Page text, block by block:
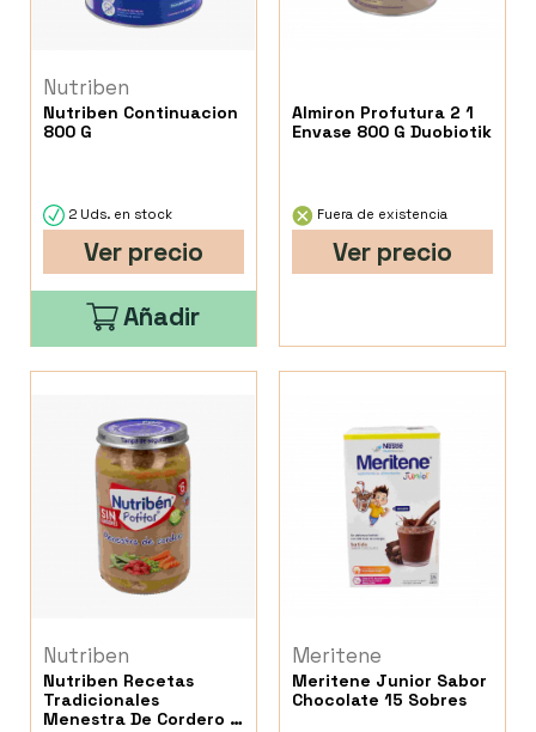
Nutriben
Nutriben Continuacion
800 G
2 Uds. en stock
Ver precio
Añadir
Almiron Profutura 2 1
Envase 800 G Duobiotik
Fuera de existencia
Ver precio
Nutriben
Nutriben Recetas
Tradicionales
Menestra De Cordero 1
Meritene
Meritene Junior Sabor
Chocolate 15 Sobres